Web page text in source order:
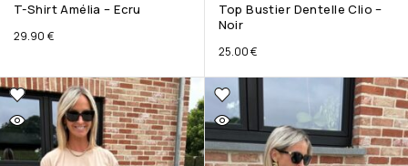
T-Shirt Amélia – Ecru
29.90 €
Top Bustier Dentelle Clio –
Noir
25.00€